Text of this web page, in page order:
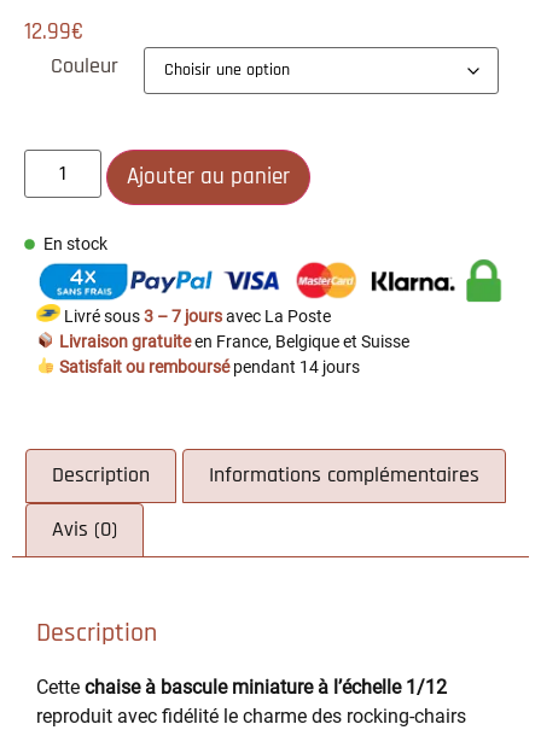
12.99€
Couleur
Ajouter au panier
En stock
Livré sous3 – 7 joursavec La Poste
Livraison gratuiteen France, Belgique et Suisse
Satisfait ou remboursépendant 14 jours
Description Informations complémentaires
Avis (0)
Description
Cette chaise à bascule miniature à l’échelle 1/12
reproduit avec fidélité le charme des rocking-chairs